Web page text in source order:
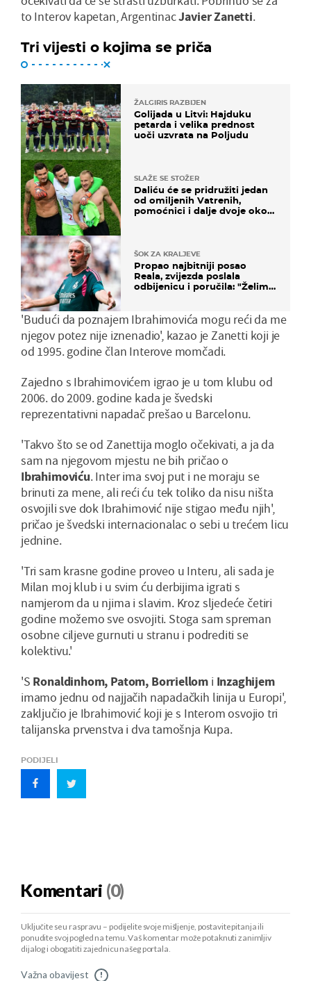
to Interov kapetan, ArgentinacJavier Zanetti.
Tri vijesti o kojima se priča
ŽALGIRIS RAZBIJEN
Golijada u Litvi: Hajduku
petarda i velika prednost
uoči uzvrata na Poljudu
SLAŽE SE STOŽER
Daliću će se pridružiti jedan
od omiljenih Vatrenih,
pomoćnici i dalje dvoje oko
ŠOK ZA KRALJEVE
Propao najbitniji posao
Reala, zvijezda poslala
odbijenicu i poručila: "Želim
'Budući da poznajem Ibrahimovića mogu reći da me
njegov potez nije iznenadio', kazao je Zanetti koji je
od 1995. godine član Interove momčadi.
Zajedno s Ibrahimovićem igrao je u tom klubu od
2006. do 2009. godine kada je švedski
reprezentativni napadač prešao u Barcelonu.
'Takvo što se od Zanettija moglo očekivati, a ja da
sam na njegovom mjestu ne bih pričao o
Ibrahimoviću. Inter ima svoj put i ne moraju se
brinuti za mene, ali reći ću tek toliko da nisu ništa
osvojili sve dok Ibrahimović nije stigao među njih',
pričao je švedski internacionalac o sebi u trećem licu
jednine.
'Tri sam krasne godine proveo u Interu, ali sada je
Milan moj klub i u svim ću derbijima igrati s
namjerom da u njima i slavim. Kroz sljedeće četiri
godine možemo sve osvojiti. Stoga sam spreman
osobne ciljeve gurnuti u stranu i podrediti se
kolektivu.'
'S Ronaldinhom, Patom, Borriellom i Inzaghijem
imamo jednu od najjačih napadačkih linija u Europi',
zaključio je Ibrahimović koji je s Interom osvojio tri
talijanska prvenstva i dva tamošnja Kupa.
PODIJELI
Komentari (0)
Uključite se u raspravu – podijelite svoje mišljenje, postavite pitanja ili
ponudite svoj pogled na temu. Vaš komentar može potaknuti zanimljiv
dijalog i obogatiti zajednicu našeg portala.
Važna obavijest !